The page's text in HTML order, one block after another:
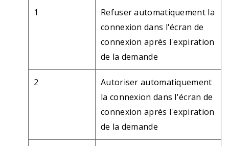
1
Refuser automatiquement la
connexion dans l'écran de
connexion après l'expiration
de la demande
2
Autoriser automatiquement
la connexion dans l'écran de
connexion après l'expiration
de la demande